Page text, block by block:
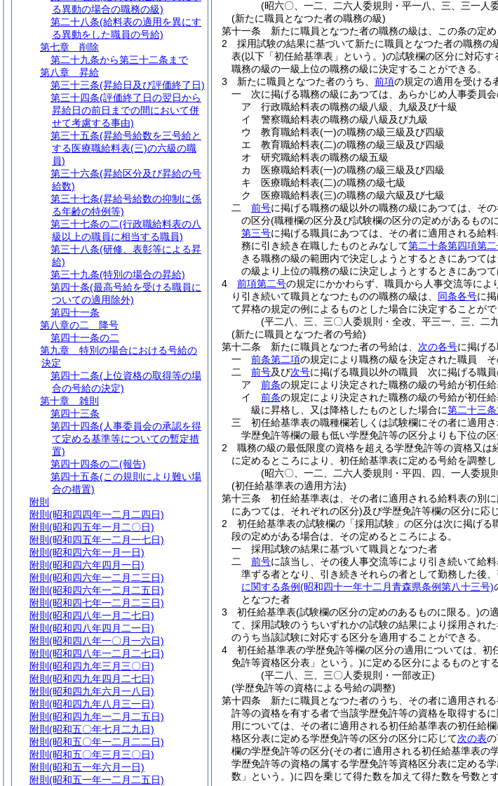
(昭六〇、一二、二六人委規則・平一八、三、三一人
(新たに職員となつた者の職務の級)
第十一条
新たに職員となつた者の職務の級は、この条の定
2
採用試験の結果に基づいて新たに職員となつた者の職務
表(以下「初任給基準表」という。)の試験欄の区分に対応す
職務の級の一級上位の職務の級に決定することができる。
3
新たに職員となつた者のうち、 前項の規定の適用を受ける
一
次に掲げる職務の級にあつては、あらかじめ人事委員会
ア
行政職給料表の職務の級八級、九級及び十級
イ
警察職給料表の職務の級八級及び九級
ウ
教育職給料表(一)の職務の級三級及び四級
エ
教育職給料表(二)の職務の級三級及び四級
オ
研究職給料表の職務の級五級
カ
医療職給料表(一)の職務の級三級及び四級
キ
医療職給料表(二)の職務の級七級
ク
医療職給料表(三)の職務の級六級及び七級
二
前号に掲げる職務の級以外の職務の級にあつては、そ
の区分(職種欄の区分及び試験欄の区分の定めがあるもの
第三号に掲げる職員にあつては、その者に適用される給
務に引き続き在職したものとみなして第二十条第四項第
きる職務の級の範囲内で決定しようとするときにあつて
の級より上位の職務の級に決定しようとするときにあつ
4
前項第二号の規定にかかわらず、職員から人事交流等によ
り引き続いて職員となつたものの職務の級は、 同条各号に
て昇格の規定の例によるものとした場合に決定することが
(平二八、三、三〇人委規則・全改、平三一、三、二
(新たに職員となつた者の号給)
第十二条
新たに職員となつた者の号給は、 次の各号に掲げる
一
前条第二項の規定により職務の級を決定された職員
二
前号及び次号に掲げる職員以外の職員 次に掲げる職
ア
前条の規定により決定された職務の級の号給が初任
イ
前条の規定により決定された職務の級の号給が初任
級に昇格し、又は降格したものとした場合に第二十三
三
初任給基準表の職種欄若しくは試験欄にその者に適用
学歴免許等欄の最も低い学歴免許等の区分よりも下位の
2
職務の級の最低限度の資格を超える学歴免許等の資格又は
に定めるところにより、初任給基準表に定める号給を調整
(昭六〇、一二、二六人委規則・平四、四、一人委規
(初任給基準表の適用方法)
第十三条
初任給基準表は、その者に適用される給料表の別
にあつては、それぞれの区分)及び学歴免許等欄の区分に応
2
初任給基準表の試験欄の「採用試験」の区分は次に掲げる
段の定めがある場合は、その定めるところによる。
一
採用試験の結果に基づいて職員となつた者
二
前号に該当し、その後人事交流等により引き続いて給
準ずる者となり、引き続きそれらの者として勤務した後
に関する条例(昭和四十一年十二月青森県条例第八十三号)
となつた者
3
初任給基準表(試験欄の区分の定めのあるものに限る。)の
て、採用試験のうちいずれかの試験の結果により採用され
のうち当該試験に対応する区分を適用することができる。
4
初任給基準表の学歴免許等欄の区分の適用については、初
免許等資格区分表」という。)に定める区分によるものとする
(平二八、三、三〇人委規則・一部改正)
(学歴免許等の資格による号給の調整)
第十四条
新たに職員となつた者のうち、その者に適用され
許等の資格を有する者で当該学歴免許等の資格を取得する
用については、その者に適用される初任給基準表の初任給欄
格区分表に定める学歴免許等の区分の区分に応じて次の表
欄の学歴免許等の区分(その者に適用される初任給基準表の
学歴免許等の資格の属する学歴免許等資格区分表に定める
数」という。)に四を乗じて得た数を加えて得た数を号数と
る異動の場合の職務の級)
第二十八条(給料表の適用を異にす
る異動をした職員の号給)
第七章
削除
第二十九条から第三十二条まで
第八章
昇給
第三十三条(昇給日及び評価終了日)
第三十四条(評価終了日の翌日から
昇給日の前日までの間において併
せて考慮する事由)
第三十五条(昇給号給数を三号給と
する医療職給料表(三)の六級の職
員)
第三十六条(昇給区分及び昇給の号
給数)
第三十七条(昇給号給数の抑制に係
る年齢の特例等)
第三十七条の二(行政職給料表の八
級以上の職員に相当する職員)
第三十八条(研修、表彰等による昇
給)
第三十九条(特別の場合の昇給)
第四十条(最高号給を受ける職員に
ついての適用除外)
第四十一条
第八章の二
降号
第四十一条の二
第九章
特別の場合における号給の
決定
第四十二条(上位資格の取得等の場
合の号給の決定)
第十章
雑則
第四十三条
第四十四条(人事委員会の承認を得
て定める基準等についての暫定措
置)
第四十四条の二(報告)
第四十五条(この規則により難い場
合の措置)
附則
附則 (昭和四四年一二月二四日)
附則 (昭和四五年一月二〇日)
附則 (昭和四五年一二月一七日)
附則 (昭和四六年一月一日)
附則 (昭和四六年四月一日)
附則 (昭和四六年一二月二三日)
附則 (昭和四六年一二月二五日)
附則 (昭和四七年一二月二三日)
附則 (昭和四八年一月二七日)
附則 (昭和四八年四月二一日)
附則 (昭和四八年一〇月一六日)
附則 (昭和四八年一二月二七日)
附則 (昭和四九年三月三〇日)
附則 (昭和四九年四月二七日)
附則 (昭和四九年六月一八日)
附則 (昭和四九年八月三一日)
附則 (昭和四九年一二月二五日)
附則 (昭和五〇年七月二九日)
附則 (昭和五〇年一二月二二日)
附則 (昭和五〇年三月三〇日)
附則 (昭和五一年六月一日)
附則 (昭和五一年一二月二五日)